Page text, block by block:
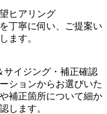
ヒアリング
丁寧に伺い、ご提案い
ます。
イジング・補正確認
ションからお選びいた
補正箇所について細か
します。